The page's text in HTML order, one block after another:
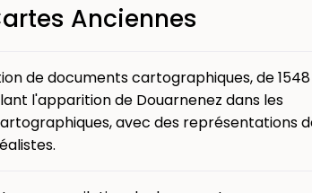
Anciennes
de documents cartographiques, de
l'apparition de Douarnenez dans les
avec des représentations